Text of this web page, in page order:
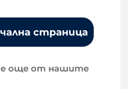
страница
още от нашите